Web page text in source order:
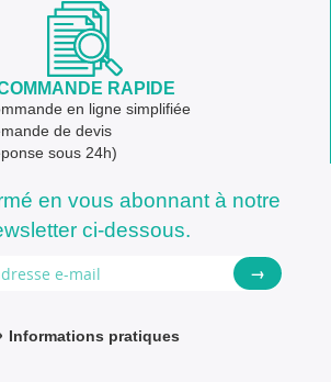
RAPIDE
en ligne simplifiée
de devis
sous 24h)
en vous abonnant à notre
ci-dessous.
→
Informations pratiques